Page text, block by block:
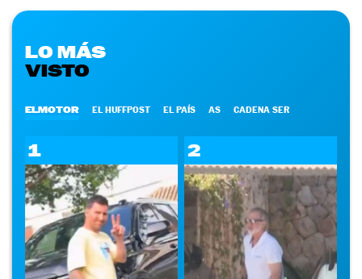
LO MÁS
VISTO
ELMOTOR EL HUFFPOST EL PAÍS AS CADENA SER
1 2